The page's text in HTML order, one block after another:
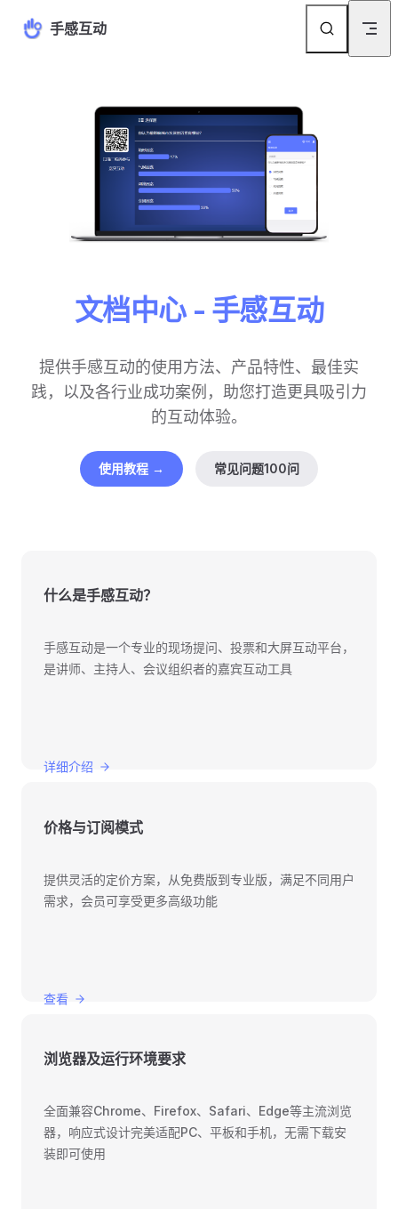
Skip to content
手感互动
文档中心 - 手感互动
提供手感互动的使用方法、产品特性、最佳实
践，以及各行业成功案例，助您打造更具吸引力
的互动体验。
使用教程 → 常见问题100问
什么是手感互动？
手感互动是一个专业的现场提问、投票和大屏互动平台，
是讲师、主持人、会议组织者的嘉宾互动工具
详细介绍
价格与订阅模式
提供灵活的定价方案，从免费版到专业版，满足不同用户
需求，会员可享受更多高级功能
查看
浏览器及运行环境要求
全面兼容Chrome、Firefox、Safari、Edge等主流浏览
器，响应式设计完美适配PC、平板和手机，无需下载安
装即可使用